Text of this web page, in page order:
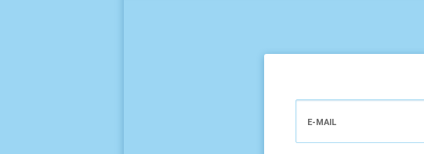
E-MAIL